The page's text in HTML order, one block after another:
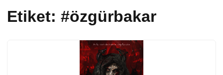
Etiket: #özgürbakar